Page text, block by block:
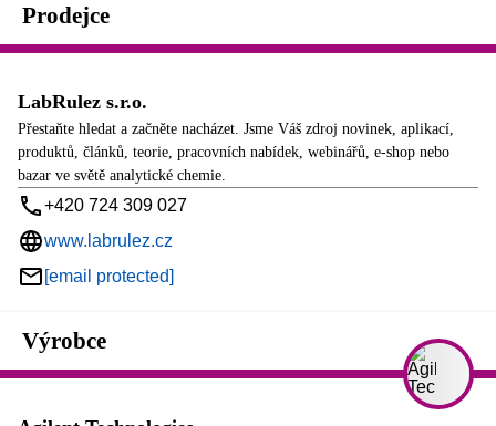
Prodejce
LabRulez s.r.o.
Přestaňte hledat a začněte nacházet. Jsme Váš zdroj novinek, aplikací,
produktů, článků, teorie, pracovních nabídek, webinářů, e-shop nebo
bazar ve světě analytické chemie.
+420 724 309 027
www.labrulez.cz
[email protected]
Výrobce